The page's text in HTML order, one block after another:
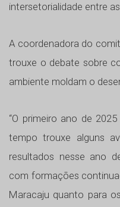
intersetorialidade entre
A coordenadora do
trouxe o debate sobre
ambiente moldam o
“O primeiro ano de
tempo trouxe alguns
resultados nesse ano
com formações
Maracaju quanto para